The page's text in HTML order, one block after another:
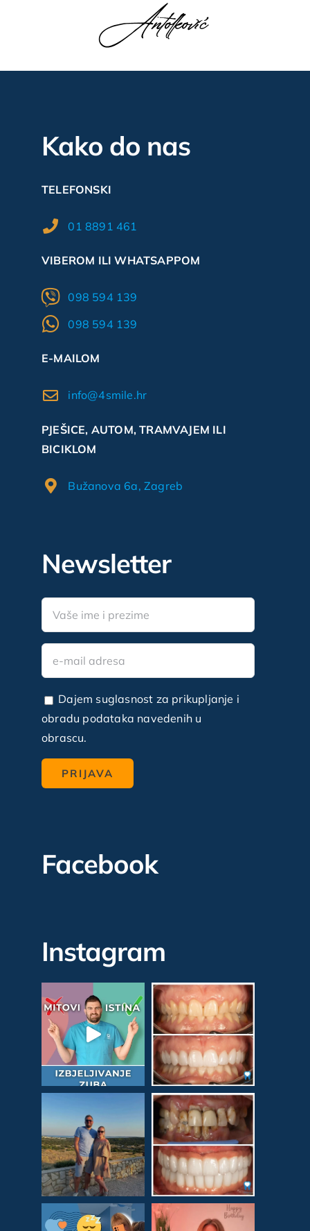
Kako do nas
TELEFONSKI
01 8891 461
VIBEROM ILI WHATSAPPOM
098 594 139
098 594 139
E-MAILOM
info@4smile.hr
PJEŠICE, AUTOM, TRAMVAJEM ILI
BICIKLOM
Bužanova 6a, Zagreb
Newsletter
Dajem suglasnost za prikupljanje i
obradu podataka navedenih u
obrascu.
Facebook
Instagram